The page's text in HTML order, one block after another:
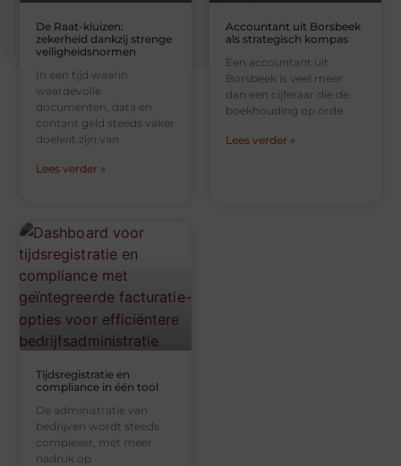
De Raat-kluizen:
zekerheid dankzij strenge
veiligheidsnormen
In een tijd waarin
waardevolle
documenten, data en
contant geld steeds vaker
doelwit zijn van
Lees verder »
Accountant uit Borsbeek
als strategisch kompas
Een accountant uit
Borsbeek is veel meer
dan een cijferaar die de
boekhouding op orde
Lees verder »
Tijdsregistratie en
compliance in één tool
De administratie van
bedrijven wordt steeds
complexer, met meer
nadruk op